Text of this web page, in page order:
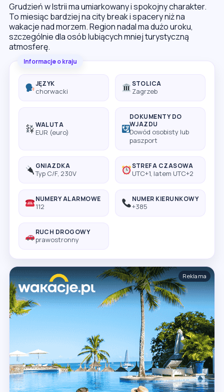
Grudzień w Istrii ma umiarkowany i spokojny charakter.
To miesiąc bardziej na city break i spacery niż na
wakacje nad morzem. Region nadal ma dużo uroku,
szczególnie dla osób lubiących mniej turystyczną
atmosferę.
Informacje o kraju
JĘZYK
chorwacki
STOLICA
Zagrzeb
WALUTA
EUR (euro)
DOKUMENTY DO
WJAZDU
Dowód osobisty lub
paszport
GNIAZDKA
Typ C/F, 230V
STREFA CZASOWA
UTC+1, latem UTC+2
NUMERY ALARMOWE
112
NUMER KIERUNKOWY
+385
RUCH DROGOWY
prawostronny
Reklama